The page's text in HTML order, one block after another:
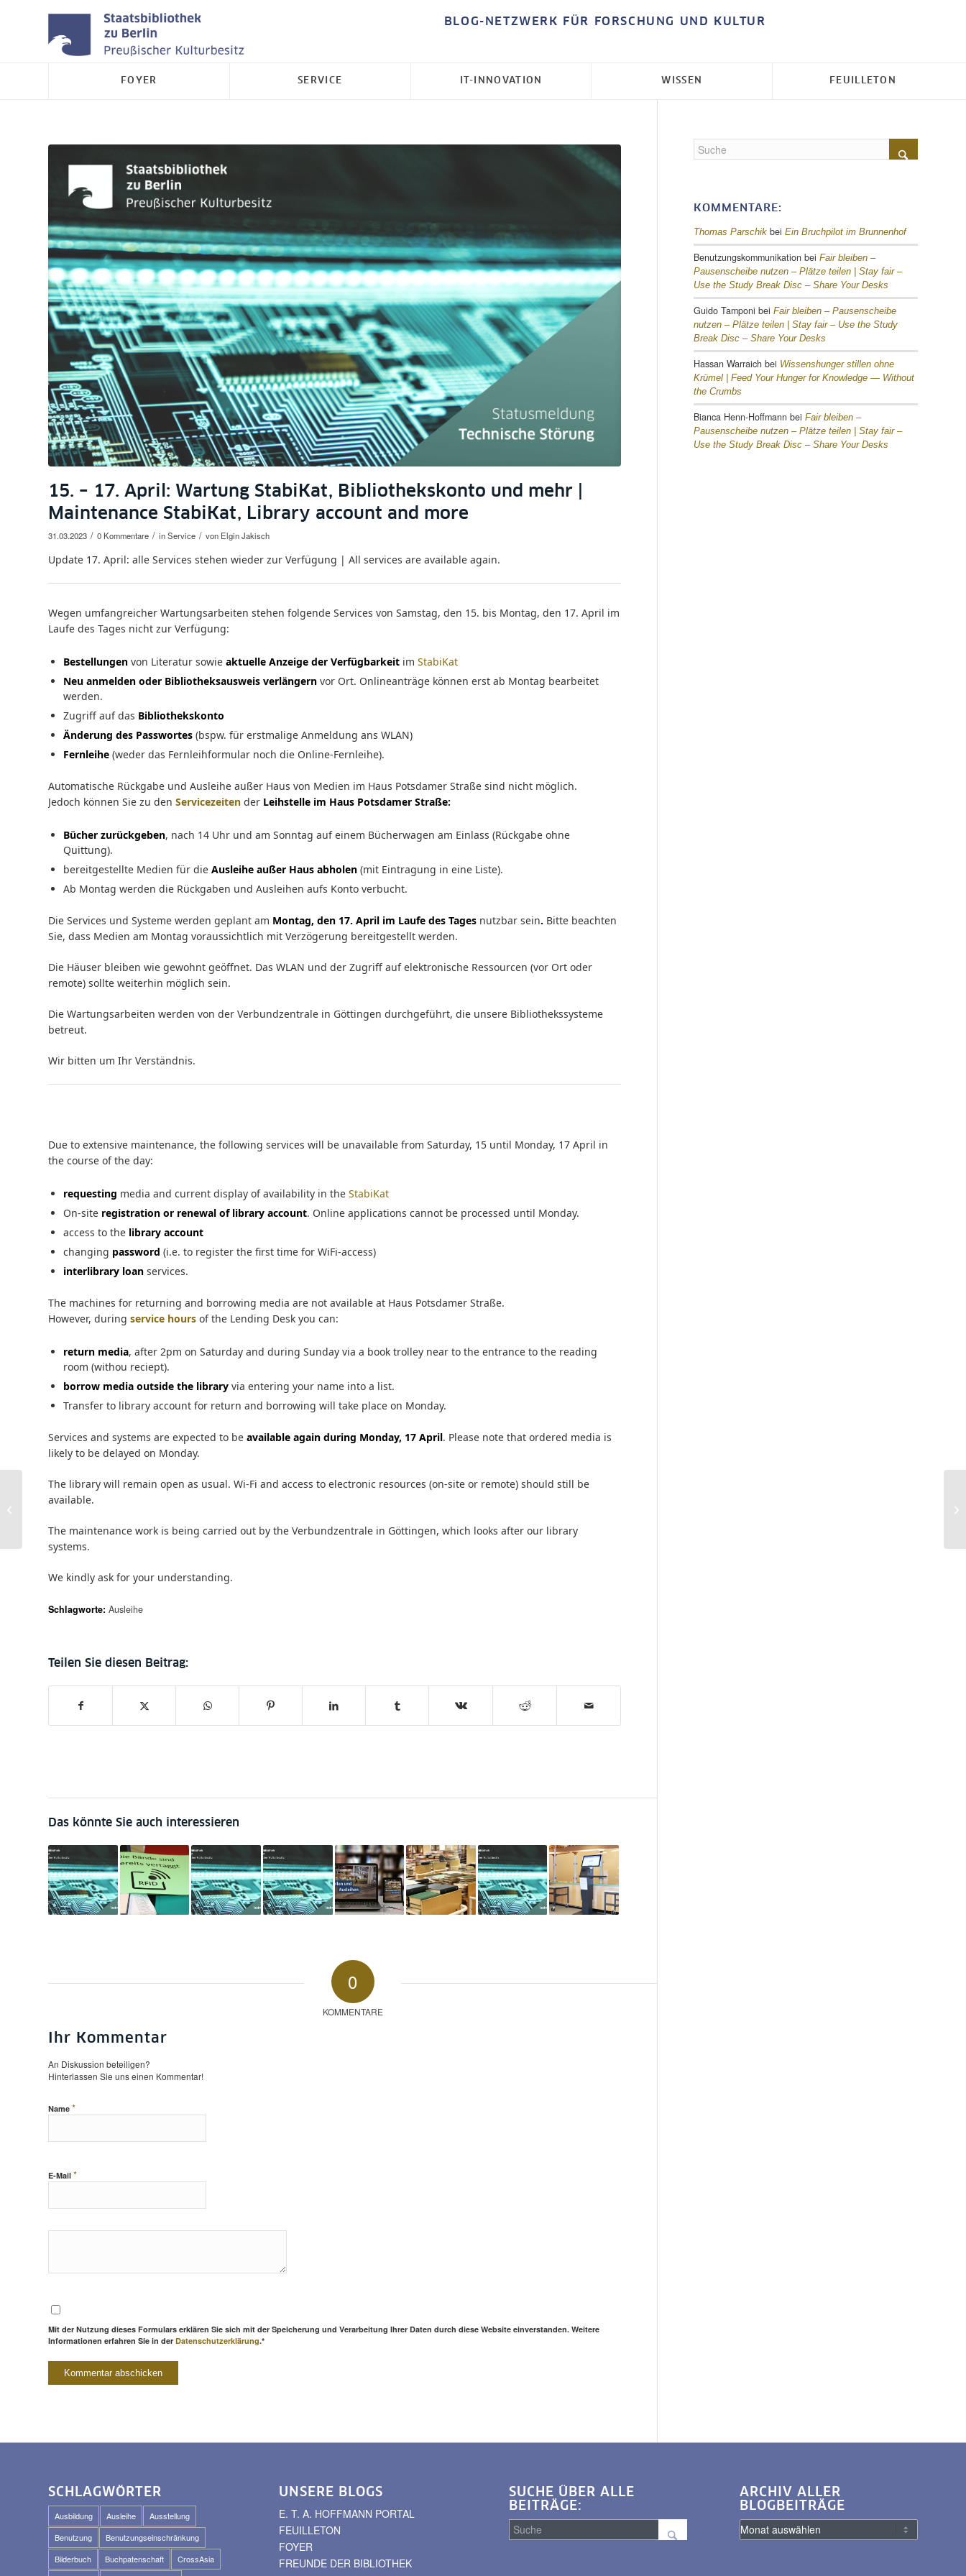
BLOG-NETZWERK FÜR FORSCHUNG UND KULTUR
FOYER SERVICE IT-INNOVATION WISSEN FEUILLETON
15. – 17. April: Wartung StabiKat, Bibliothekskonto und mehr |
Maintenance StabiKat, Library account and more
31.03.2023 / 0 Kommentare / inService / von Elgin Jakisch
Update 17. April: alle Services stehen wieder zur Verfügung | All services are available again.
Wegen umfangreicher Wartungsarbeiten stehen folgende Services von Samstag, den 15. bis Montag, den 17. April im
Laufe des Tages nicht zur Verfügung:
Bestellungen von Literatur sowie aktuelle Anzeige der Verfügbarkeit im StabiKat
Neu anmelden oder Bibliotheksausweis verlängern vor Ort. Onlineanträge können erst ab Montag bearbeitet
werden.
Zugriff auf das Bibliothekskonto
Änderung des Passwortes (bspw. für erstmalige Anmeldung ans WLAN)
Fernleihe (weder das Fernleihformular noch die Online-Fernleihe).
Automatische Rückgabe und Ausleihe außer Haus von Medien im Haus Potsdamer Straße sind nicht möglich.
Jedoch können Sie zu den Servicezeiten der Leihstelle im Haus Potsdamer Straße:
Bücher zurückgeben, nach 14 Uhr und am Sonntag auf einem Bücherwagen am Einlass (Rückgabe ohne
Quittung).
bereitgestellte Medien für die Ausleihe außer Haus abholen (mit Eintragung in eine Liste).
Ab Montag werden die Rückgaben und Ausleihen aufs Konto verbucht.
Die Services und Systeme werden geplant am Montag, den 17. April im Laufe des Tages nutzbar sein. Bitte beachten
Sie, dass Medien am Montag voraussichtlich mit Verzögerung bereitgestellt werden.
Die Häuser bleiben wie gewohnt geöffnet. Das WLAN und der Zugriff auf elektronische Ressourcen (vor Ort oder
remote) sollte weiterhin möglich sein.
Die Wartungsarbeiten werden von der Verbundzentrale in Göttingen durchgeführt, die unsere Bibliothekssysteme
betreut.
Wir bitten um Ihr Verständnis.
Due to extensive maintenance, the following services will be unavailable from Saturday, 15 until Monday, 17 April in
the course of the day:
requesting media and current display of availability in the StabiKat
On-site registration or renewal of library account. Online applications cannot be processed until Monday.
access to the library account
changing password (i.e. to register the first time for WiFi-access)
interlibrary loan services.
The machines for returning and borrowing media are not available at Haus Potsdamer Straße.
However, during service hours of the Lending Desk you can:
return media, after 2pm on Saturday and during Sunday via a book trolley near to the entrance to the reading
room (withou reciept).
borrow media outside the library via entering your name into a list.
Transfer to library account for return and borrowing will take place on Monday.
Services and systems are expected to be available again during Monday, 17 April. Please note that ordered media is
likely to be delayed on Monday.
The library will remain open as usual. Wi-Fi and access to electronic resources (on-site or remote) should still be
available.
The maintenance work is being carried out by the Verbundzentrale in Göttingen, which looks after our library
systems.
We kindly ask for your understanding.
Schlagworte: Ausleihe
Das könnte Sie auch interessieren
0
KOMMENTARE
Ihr Kommentar
An Diskussion beteiligen?
Hinterlassen Sie uns einen Kommentar!
Name *
E-Mail *
Mit der Nutzung dieses Formulars erklären Sie sich mit der Speicherung und Verarbeitung Ihrer Daten durch diese Website einverstanden. Weitere
Informationen erfahren Sie in der Datenschutzerklärung.*
KOMMENTARE:
Thomas Parschik bei Ein Bruchpilot im Brunnenhof
Benutzungskommunikation bei Fair bleiben –
Pausenscheibe nutzen – Plätze teilen | Stay fair –
Use the Study Break Disc – Share Your Desks
Guido Tamponi bei Fair bleiben – Pausenscheibe
nutzen – Plätze teilen | Stay fair – Use the Study
Break Disc – Share Your Desks
Hassan Warraich bei Wissenshunger stillen ohne
Krümel | Feed Your Hunger for Knowledge — Without
the Crumbs
Bianca Henn-Hoffmann bei Fair bleiben –
Pausenscheibe nutzen – Plätze teilen | Stay fair –
Use the Study Break Disc – Share Your Desks
SCHLAGWÖRTER
Ausbildung Ausleihe
Ausstellung
Benutzung
Benutzungseinschränkung
Bilderbuch
Buchpatenschaft
CrossAsia
UNSERE BLOGS
E. T. A. HOFFMANN PORTAL
FEUILLETON
FOYER
FREUNDE DER BIBLIOTHEK
SUCHE ÜBER ALLE
BEITRÄGE:
ARCHIV ALLER
BLOGBEITRÄGE
Emporion – der offene
Umschlagplatz für
sozialhistorische...